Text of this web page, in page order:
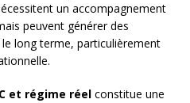
un accompagnement
peuvent générer des
long terme, particulièrement
et régime réel constitue une